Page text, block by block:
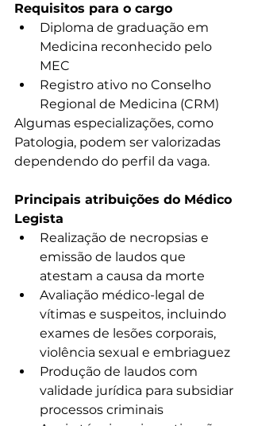
Requisitos para o cargo
Diploma de graduação em
Medicina reconhecido pelo
MEC
Registro ativo no Conselho
Regional de Medicina (CRM)
Algumas especializações, como
Patologia, podem ser valorizadas
dependendo do perfil da vaga.
Principais atribuições do Médico
Legista
Realização de necropsias e
emissão de laudos que
atestam a causa da morte
Avaliação médico-legal de
vítimas e suspeitos, incluindo
exames de lesões corporais,
violência sexual e embriaguez
Produção de laudos com
validade jurídica para subsidiar
processos criminais